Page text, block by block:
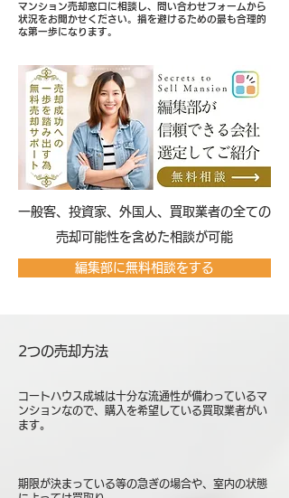
マンション売却窓口に相談し、問い合わせフォームから
状況をお聞かせください。損を避けるための最も合理的
な第一歩になります。
​一般客、投資家、外国人、買取業者の全ての
売却可能性を含めた相談が可能
編集部に無料相談をする
2つの売却方法
コートハウス成城は十分な流通性が備わっているマ
ンションなので、購入を希望している買取業者がい
ます。
期限が決まっている等の急ぎの場合や、室内の状態